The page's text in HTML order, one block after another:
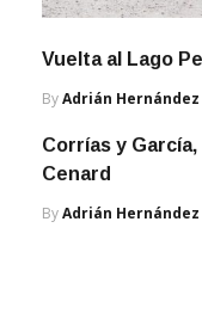
Vuelta al Lago
ByAdrián Hernández
Corrías y
Cenard
ByAdrián Hernández